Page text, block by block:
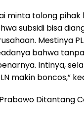
minta tolong
subsidi bisa
Mestinya
bahwa
Intinya,
makin boncos,”
Ditantang